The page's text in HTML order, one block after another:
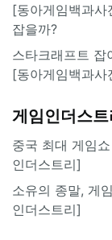
[동아게임백과
잡을까?
스타크래프트 잡
[동아게임백과사
게임인더스트
중국 최대 게임
인더스트리]
소유의 종말, 게
인더스트리]